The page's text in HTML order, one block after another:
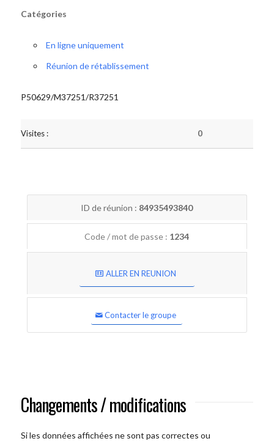
Catégories
En ligne uniquement
Réunion de rétablissement
P50629/M37251/R37251
Visites : 0
ID de réunion : 84935493840
Code / mot de passe : 1234
ALLER EN REUNION
Contacter le groupe
Changements / modifications
Si les données affichées ne sont pas correctes ou